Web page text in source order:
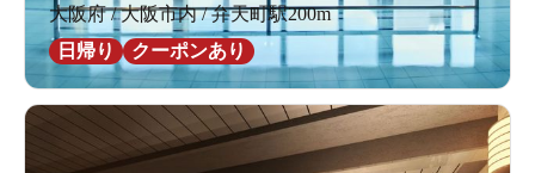
大阪府 / 大阪市内 / 弁天町駅200m
日帰り
クーポンあり